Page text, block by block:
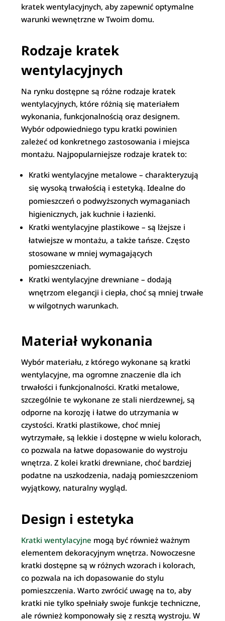
kratek wentylacyjnych, aby zapewnić optymalne
warunki wewnętrzne w Twoim domu.
Rodzaje kratek
wentylacyjnych
Na rynku dostępne są różne rodzaje kratek
wentylacyjnych, które różnią się materiałem
wykonania, funkcjonalnością oraz designem.
Wybór odpowiedniego typu kratki powinien
zależeć od konkretnego zastosowania i miejsca
montażu. Najpopularniejsze rodzaje kratek to:
Kratki wentylacyjne metalowe – charakteryzują
się wysoką trwałością i estetyką. Idealne do
pomieszczeń o podwyższonych wymaganiach
higienicznych, jak kuchnie i łazienki.
Kratki wentylacyjne plastikowe – są lżejsze i
łatwiejsze w montażu, a także tańsze. Często
stosowane w mniej wymagających
pomieszczeniach.
Kratki wentylacyjne drewniane – dodają
wnętrzom elegancji i ciepła, choć są mniej trwałe
w wilgotnych warunkach.
Materiał wykonania
Wybór materiału, z którego wykonane są kratki
wentylacyjne, ma ogromne znaczenie dla ich
trwałości i funkcjonalności. Kratki metalowe,
szczególnie te wykonane ze stali nierdzewnej, są
odporne na korozję i łatwe do utrzymania w
czystości. Kratki plastikowe, choć mniej
wytrzymałe, są lekkie i dostępne w wielu kolorach,
co pozwala na łatwe dopasowanie do wystroju
wnętrza. Z kolei kratki drewniane, choć bardziej
podatne na uszkodzenia, nadają pomieszczeniom
wyjątkowy, naturalny wygląd.
Design i estetyka
Kratki wentylacyjne mogą być również ważnym
elementem dekoracyjnym wnętrza. Nowoczesne
kratki dostępne są w różnych wzorach i kolorach,
co pozwala na ich dopasowanie do stylu
pomieszczenia. Warto zwrócić uwagę na to, aby
kratki nie tylko spełniały swoje funkcje techniczne,
ale również komponowały się z resztą wystroju. W